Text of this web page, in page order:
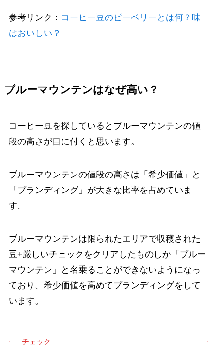
参考リンク： コーヒー豆のピーベリーとは何？味
はおいしい？
ブルーマウンテンはなぜ高い？
コーヒー豆を探しているとブルーマウンテンの値
段の高さが目に付くと思います。
ブルーマウンテンの値段の高さは「希少価値」と
「ブランディング」が大きな比率を占めていま
す。
ブルーマウンテンは限られたエリアで収穫された
豆+厳しいチェックをクリアしたものしか「ブルー
マウンテン」と名乗ることができないようになっ
ており、希少価値を高めてブランディングをして
います。
チェック